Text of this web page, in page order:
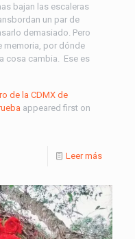
bajan las escaleras
un par de
demasiado. Pero
memoria, por dónde
cosa cambia. Ese es
de la CDMX de
appeared first on
Leer más